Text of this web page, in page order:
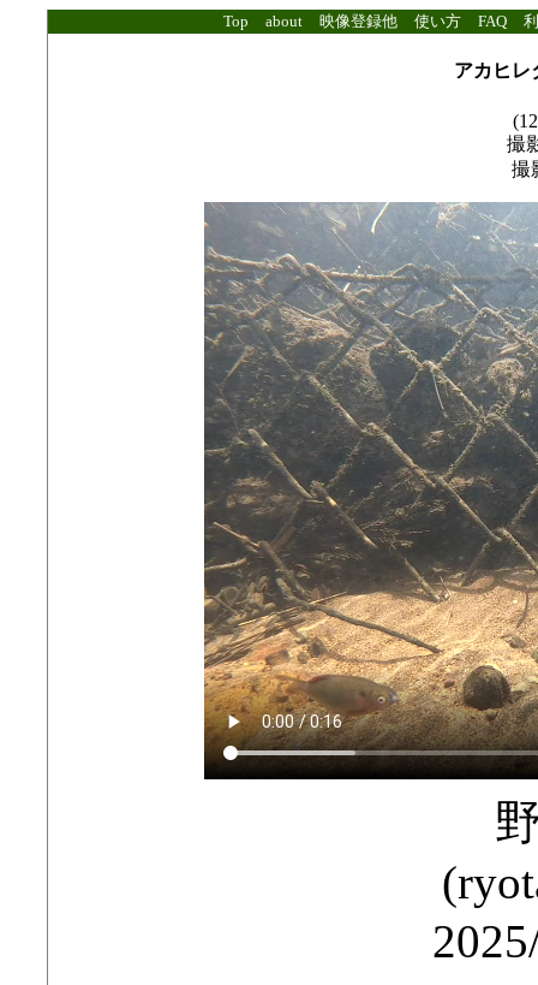
Top about 映像登録他 使い方 FAQ
アカヒ
撮
撮